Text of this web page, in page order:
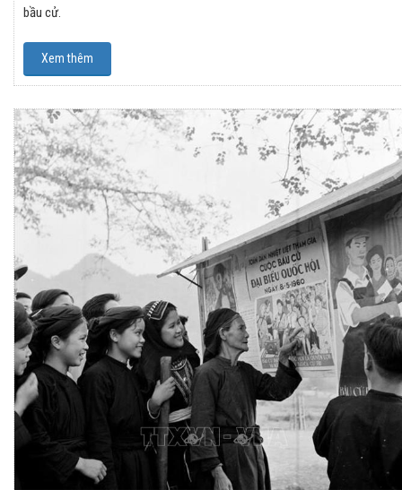
bầu cử.
Xem thêm